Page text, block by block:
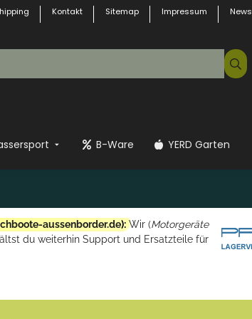
Kontakt Sitemap Impressum News
B-Ware YERD Garten
aussenborder.de): Wir (Motorgeräte
du weiterhin Support und Ersatzteile für